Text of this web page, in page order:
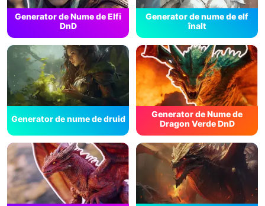
Generator de Nume de Elfi
DnD
Generator de nume de elf
înalt
Generator de nume de druid
Generator de Nume de
Dragon Verde DnD